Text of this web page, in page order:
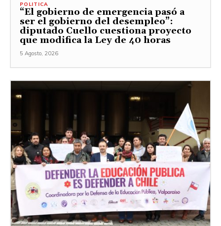
POLITICA
“El gobierno de emergencia pasó a
ser el gobierno del desempleo”:
diputado Cuello cuestiona proyecto
que modifica la Ley de 40 horas
5 Agosto, 2026